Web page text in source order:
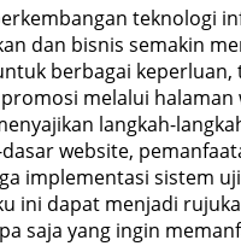
teknologi
dan bisnis semakin
berbagai keperluan,
melalui halaman
langkah-
website,
implementasi sistem
ini dapat menjadi
saja yang ingin